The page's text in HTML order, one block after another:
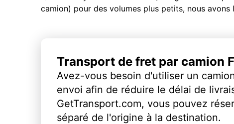
camion) pour des volumes plus petits, nous
Transport de fret par camion
Avez-vous besoin d'utiliser un
envoi afin de réduire le délai de
GetTransport.com, vous pouvez
séparé de l'origine à la destination.